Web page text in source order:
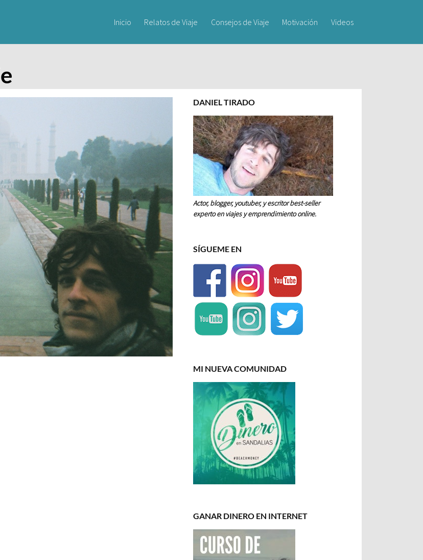
Inicio Relatos de Viaje Consejos de Viaje Motivación Videos
DANIEL TIRADO
Actor, blogger, youtuber, y escritor best-seller
experto en viajes y emprendimiento online.
SÍGUEME EN
MI NUEVA COMUNIDAD
GANAR DINERO EN INTERNET